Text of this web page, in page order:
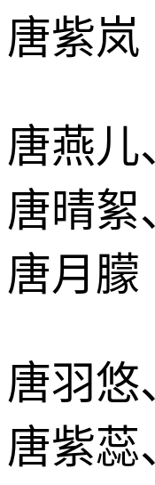
唐紫岚
唐燕儿
唐晴絮
唐月朦
唐羽悠
唐紫蕊